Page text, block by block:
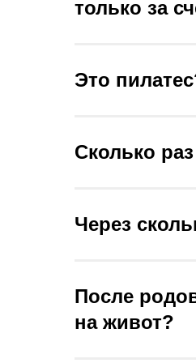
только за
Это
Сколько
Через
После
на живот?